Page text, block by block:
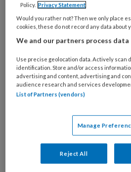
Al een account of
Wat
is
je
e-
mailadres?
Kies
je
Policy. Privacy Statement
Would you rather not? Then we only place
cookies, these do not record any data about
We and our partners process
Use precise geolocation data. Actively
identification. Store and/or access
advertising and content, advertising and
audience research and services
List of Partners (vendors)
Manage
Reject All